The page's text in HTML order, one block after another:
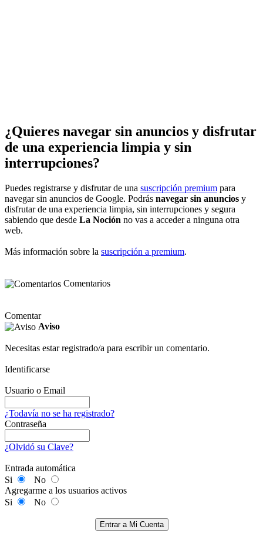
¿Quieres navegar sin anuncios y disfrutar
de una experiencia limpia y sin
interrupciones?
Puedes registrarse y disfrutar de una suscripción premium para
navegar sin anuncios de Google. Podrás navegar sin anuncios y
disfrutar de una experiencia limpia, sin interrupciones y segura
sabiendo que desde La Noción no vas a acceder a ninguna otra
web.
Más información sobre la suscripción a premium.
Comentarios
Comentar
Aviso
Necesitas estar registrado/a para escribir un comentario.
Identificarse
Usuario o Email
¿Todavía no se ha registrado?
Contraseña
¿Olvidó su Clave?
Entrada automática
Si
No
Agregarme a los usuarios activos
Si
No
Entrar a Mi Cuenta